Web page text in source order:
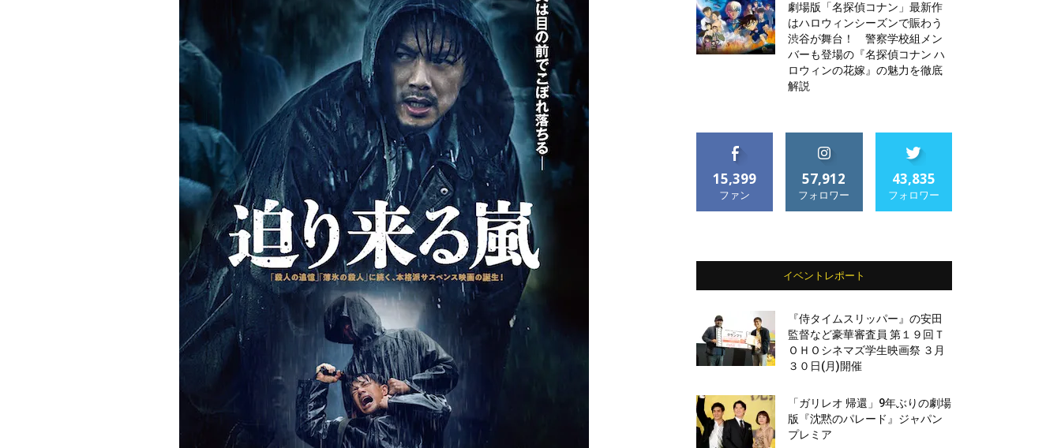
劇場版「名探偵コナン」最新作
はハロウィンシーズンで賑わう
渋谷が舞台！ 警察学校組メン
バーも登場の『名探偵コナン ハ
ロウィンの花嫁』の魅力を徹底
解説
15,399
ファン
57,912
フォロワー
43,835
フォロワー
イベントレポート
『侍タイムスリッパー』の安田
監督など豪華審査員 第１９回Ｔ
ＯＨＯシネマズ学生映画祭 ３月
３０日(月)開催
「ガリレオ 帰還」9年ぶりの劇場
版『沈黙のパレード』ジャパン
プレミア